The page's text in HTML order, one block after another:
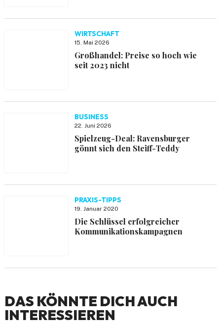
WIRTSCHAFT
15. Mai 2026
Großhandel: Preise so hoch wie
seit 2023 nicht
BUSINESS
22. Juni 2026
Spielzeug-Deal: Ravensburger
gönnt sich den Steiff-Teddy
PRAXIS-TIPPS
19. Januar 2020
Die Schlüssel erfolgreicher
Kommunikationskampagnen
DAS KÖNNTE DICH AUCH
INTERESSIEREN